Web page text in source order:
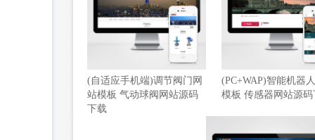
(自适应手机端)调节阀门网
站模板 气动球阀网站源码
下载
(PC+WAP)智能机器
模板 传感器网站源码